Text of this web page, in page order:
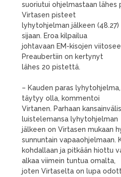
suoriutui ohjelmastaan lähes
Virtasen pisteet
lyhytohjelman jälkeen
sijaan. Eroa kilpailua
johtavaan EM-kisojen
Preaubertiin on kertynyt
lähes 20 pistettä.
– Kauden paras
täytyy olla, kommentoi
Virtanen. Parhaan
luistelemansa lyhytohjelman
jälkeen on Virtasen mukaan
sunnuntain vapaaohjelmaan.
kohdallaan ja pitkään hiottu
alkaa viimein tuntua omalta,
joten Virtaselta on lupa